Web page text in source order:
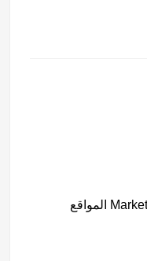
كيف يساعد Marketing Agency In Oman المواقع